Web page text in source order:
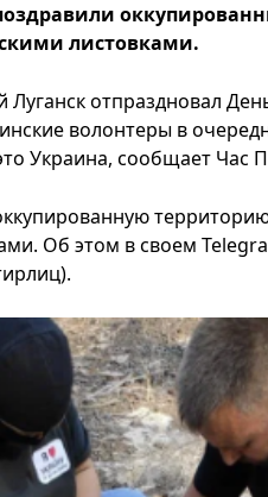
листовками.
отпраздновал
волонтеры в
Украина, сообщает Час
Об этом в своем